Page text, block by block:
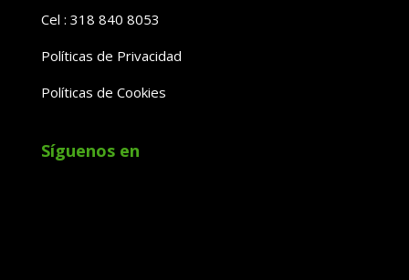
Cel : 318 840 8053
Políticas de Privacidad
Políticas de Cookies
Síguenos en